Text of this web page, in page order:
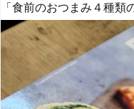
「食前のおつまみ４種類